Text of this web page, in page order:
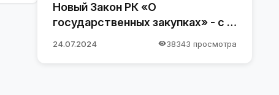
Новый Закон РК «О
государственных закупках» - с 1
24.07.2024 38343 просмотра